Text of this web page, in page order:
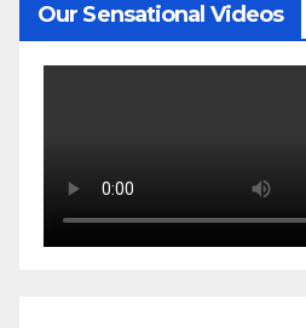
Our Sensational Videos